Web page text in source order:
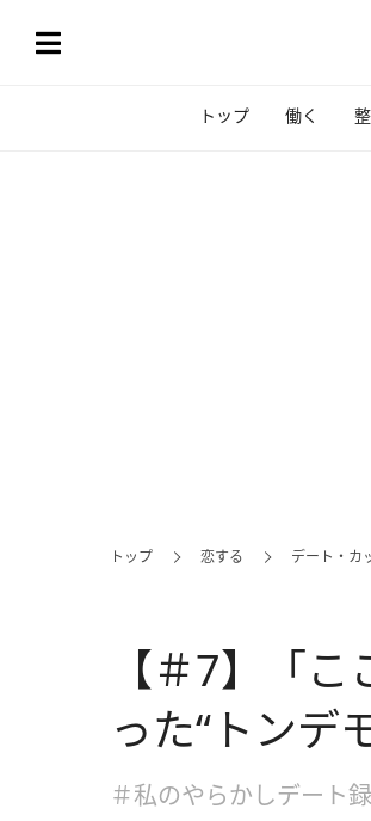
トップ 働く
トップ 恋する デート・カ
【＃7】「
った“トンデ
＃私のやらかしデート録